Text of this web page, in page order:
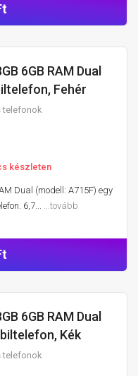
6GB RAM Dual
Fehér
telefonok
készleten
Dual (modell: A715F) egy
6,7... ...tovább
6GB RAM Dual
Kék
telefonok